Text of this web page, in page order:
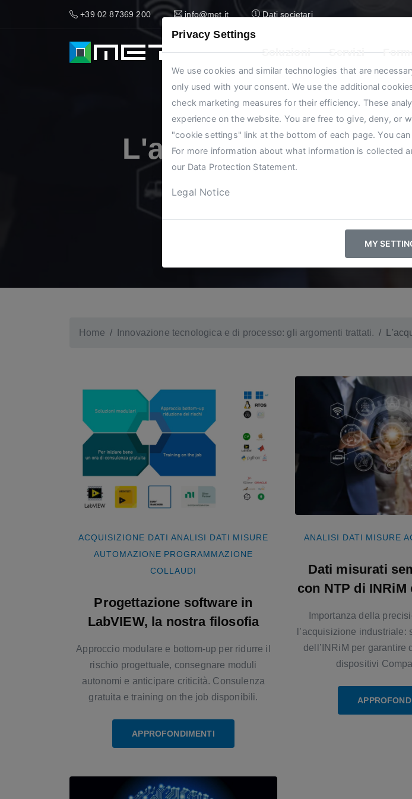
+39 02 87369 200 info@met.it Dati societari
Soluzioni Servizi
L'acquisizione di
Home Innovazione tecnologica e di processo: gli argomenti trattati.
ACQUISIZIONE DATI ANALISI DATI MISURE
AUTOMAZIONE PROGRAMMAZIONE
COLLAUDI
Progettazione software in
LabVIEW, la nostra filosofia
Approccio modulare e bottom-up per ridurre il
rischio progettuale, consegnare moduli
autonomi e anticipare criticità. Consulenza
gratuita e training on the job disponibili.
APPROFONDIMENTI
ANALISI DATI MISURE
Dati misurati
con NTP di INRiM
Importanza della
l’acquisizione
dell’INRiM per garantire
dispositivi
Privacy Settings
We use cookies and similar technologies that are
only used with your consent. We use the additional
check marketing measures for their efficiency. These
experience on the website. You are free to give, deny, or
"cookie settings" link at the bottom of each page. You
For more information about what information is collected
our Data Protection Statement.
Legal Notice
MY